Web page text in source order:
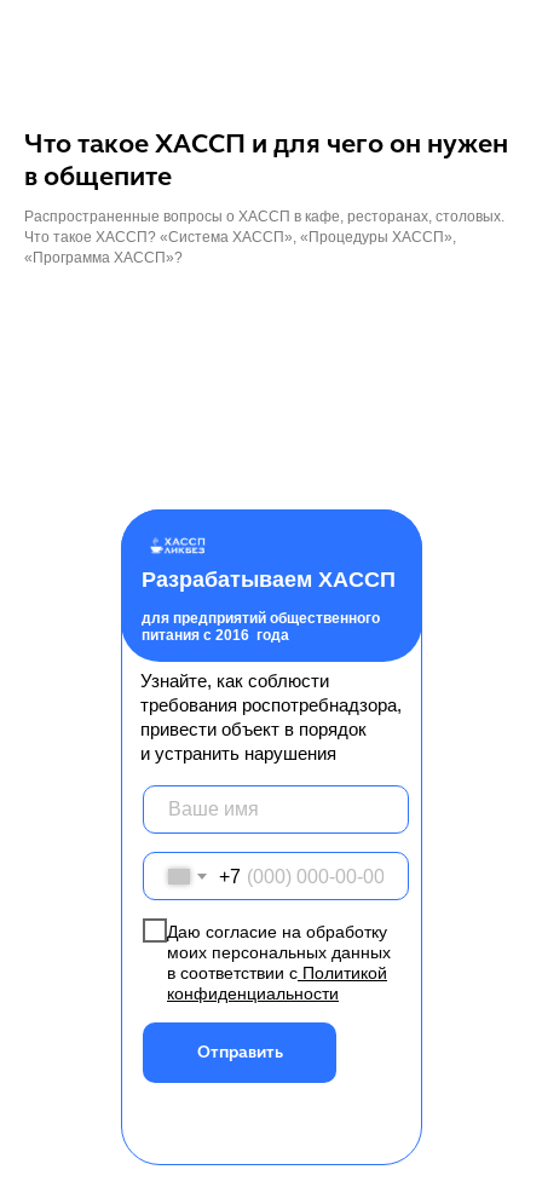
Что такое ХАССП и для чего он нужен
в общепите
Распространенные вопросы о ХАССП в кафе, ресторанах, столовых.
Что такое ХАССП? «Система ХАССП», «Процедуры ХАССП»,
«Программа ХАССП»?
+7
Даю согласие на обработку
моих персональных данных
в соответствии с Политикой
конфиденциальности
Отправить
Разрабатываем ХАССП
для предприятий общественного
питания с 2016 года
Узнайте, как соблюсти
требования роспотребнадзора,
привести объект в порядок
и устранить нарушения